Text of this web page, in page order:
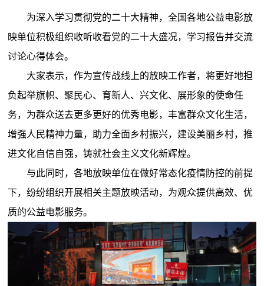
为深入学习贯彻党的二十大精神，全国各地公益电影放
映单位积极组织收听收看党的二十大盛况，学习报告并交流
讨论心得体会。
大家表示，作为宣传战线上的放映工作者，将更好地担
负起举旗帜、聚民心、育新人、兴文化、展形象的使命任
务，为群众送去更多更好的优秀电影，丰富群众文化生活，
增强人民精神力量，助力全面乡村振兴，建设美丽乡村，推
进文化自信自强，铸就社会主义文化新辉煌。
与此同时，各地放映单位在做好常态化疫情防控的前提
下，纷纷组织开展相关主题放映活动，为观众提供高效、优
质的公益电影服务。